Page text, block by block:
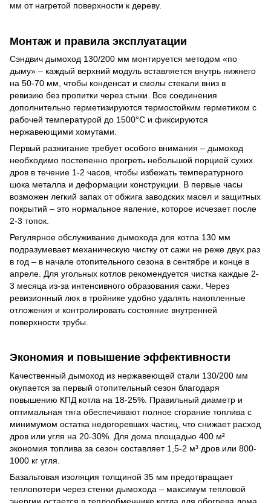
мм от нагретой поверхности к дереву.
Монтаж и правила эксплуатации
Сэндвич дымоход 130/200 мм монтируется методом «по
дыму» – каждый верхний модуль вставляется внутрь нижнего
на 50-70 мм, чтобы конденсат и смолы стекали вниз в
ревизию без пропитки через стыки. Все соединения
дополнительно герметизируются термостойким герметиком с
рабочей температурой до 1500°C и фиксируются
нержавеющими хомутами.
Первый разжигание требует особого внимания – дымоход
необходимо постепенно прогреть небольшой порцией сухих
дров в течение 1-2 часов, чтобы избежать температурного
шока металла и деформации конструкции. В первые часы
возможен легкий запах от обжига заводских масел и защитных
покрытий – это нормальное явление, которое исчезает после
2-3 топок.
Регулярное обслуживание дымохода для котла 130 мм
подразумевает механическую чистку от сажи не реже двух раз
в год – в начале отопительного сезона в сентябре и конце в
апреле. Для угольных котлов рекомендуется чистка каждые 2-
3 месяца из-за интенсивного образования сажи. Через
ревизионный люк в тройнике удобно удалять накопленные
отложения и контролировать состояние внутренней
поверхности трубы.
Экономия и повышение эффективности
Качественный дымоход из нержавеющей стали 130/200 мм
окупается за первый отопительный сезон благодаря
повышению КПД котла на 18-25%. Правильный диаметр и
оптимальная тяга обеспечивают полное сгорание топлива с
минимумом остатка недогоревших частиц, что снижает расход
дров или угля на 20-30%. Для дома площадью 400 м²
экономия топлива за сезон составляет 1,5-2 м³ дров или 800-
1000 кг угля.
Базальтовая изоляция толщиной 35 мм предотвращает
теплопотери через стенки дымохода – максимум тепловой
энергии остается в теплообменнике котла для обогрева дома.